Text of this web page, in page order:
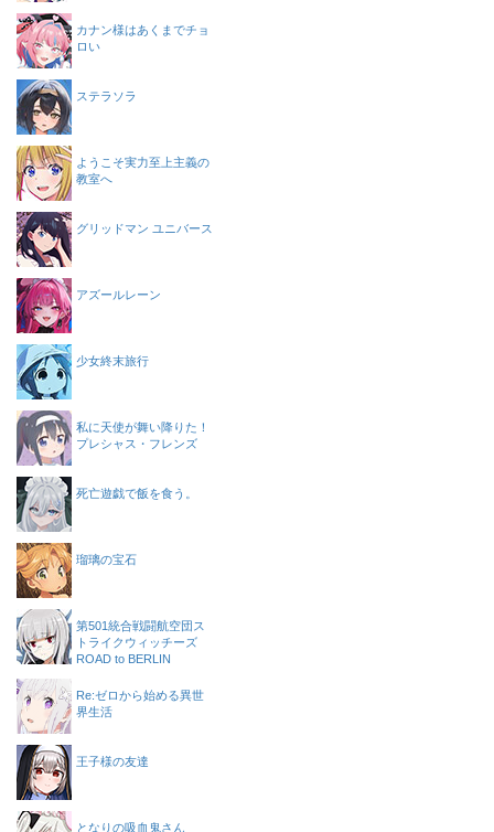
カナン様はあくまでチョ
ロい
ステラソラ
ようこそ実力至上主義の
教室へ
グリッドマン ユニバース
アズールレーン
少女終末旅行
私に天使が舞い降りた！
プレシャス・フレンズ
死亡遊戯で飯を食う。
瑠璃の宝石
第501統合戦闘航空団ス
トライクウィッチーズ
ROAD to BERLIN
Re:ゼロから始める異世
界生活
王子様の友達
となりの吸血鬼さん